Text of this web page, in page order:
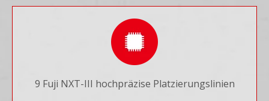
9 Fuji NXT-III hochpräzise Platzierungslinien